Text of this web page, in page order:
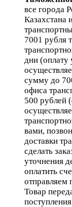
все города
Казахстана
7001 рубля
дни (оплату
сумму до
офиса
500 рублей
вами,
доставки
сделать
уточнения
оплатить
отправляем
Товар